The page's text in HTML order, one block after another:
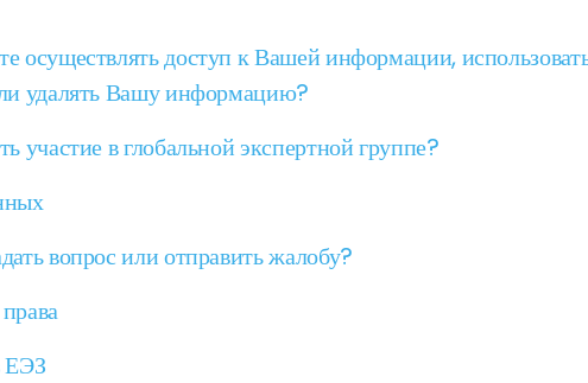
осуществлять доступ к Вашей информации,
удалять Вашу информацию?
участие в глобальной экспертной группе?
вопрос или отправить жалобу?
ЕЭЗ